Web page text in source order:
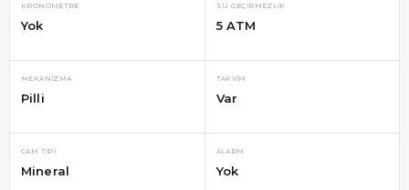
KRONOMETRE
Yok
SU GEÇIRMEZLIK
5 ATM
MEKANIZMA
Pilli
TAKVIM
Var
CAM TIPI
Mineral
ALARM
Yok